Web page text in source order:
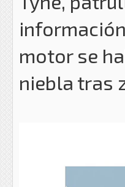
motor se
niebla tras